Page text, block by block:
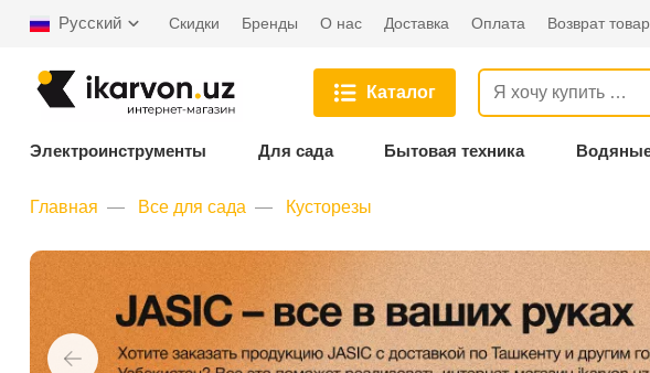
Русский Скидки Бренды О нас Доставка Оплата Возврат
Каталог
Электроинструменты Для сада Бытовая техника
Главная Все для сада Кусторезы